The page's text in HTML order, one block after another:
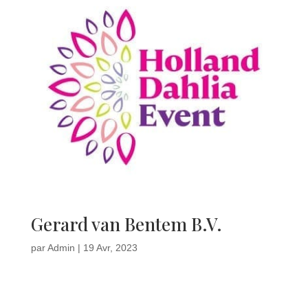
Gerard van Bentem B.V.
parAdmin | 19 Avr, 2023